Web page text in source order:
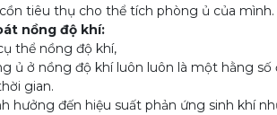
tiêu thụ cho thể tích phòng ủ của
nồng độ khí:
thể nồng độ khí,
ở nồng độ khí luôn luôn là một hằng số
gian.
đến hiệu suất phản ứng sinh khí